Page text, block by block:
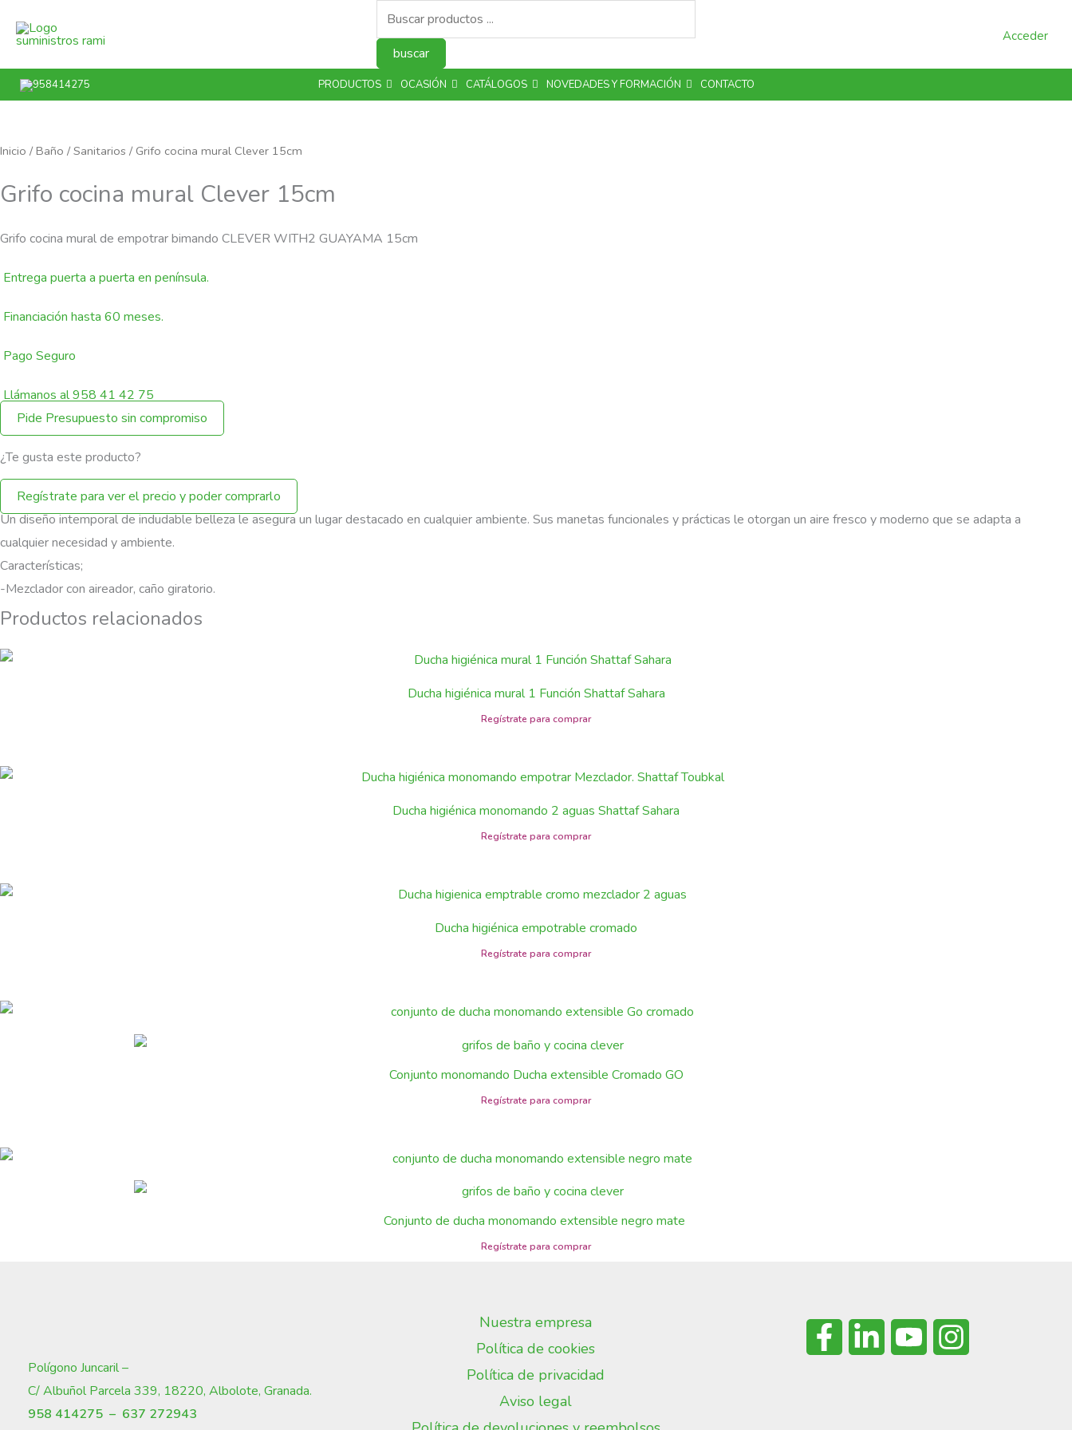
productos
buscar
Acceder
958414275 PRODUCTOS OCASIÓN CATÁLOGOS NOVEDADES Y FORMACIÓN CONTACTO
Inicio / Baño / Sanitarios / Grifo cocina mural Clever 15cm
Grifo cocina mural Clever 15cm
Grifo cocina mural de empotrar bimando CLEVER WITH2 GUAYAMA 15cm
Entrega puerta a puerta en península.
Financiación hasta 60 meses.
Pago Seguro
Llámanos al 958 41 42 75
Pide Presupuesto sin compromiso
¿Te gusta este producto?
Regístrate para ver el precio y poder comprarlo
Un diseño intemporal de indudable belleza le asegura un lugar destacado en cualquier ambiente. Sus manetas funcionales y prácticas le otorgan un aire fresco y moderno que se adapta a
cualquier necesidad y ambiente.
Características;
-Mezclador con aireador, caño giratorio.
Productos relacionados
Ducha higiénica mural 1 Función Shattaf Sahara
Ducha higiénica monomando 2 aguas Shattaf Sahara
Ducha higiénica empotrable cromado
Conjunto monomando Ducha extensible Cromado GO
Conjunto de ducha monomando extensible negro mate
Polígono Juncaril –
C/ Albuñol Parcela 339, 18220, Albolote, Granada.
958 414275 – 637 272943
Nuestra empresa
Política de cookies
Política de privacidad
Aviso legal